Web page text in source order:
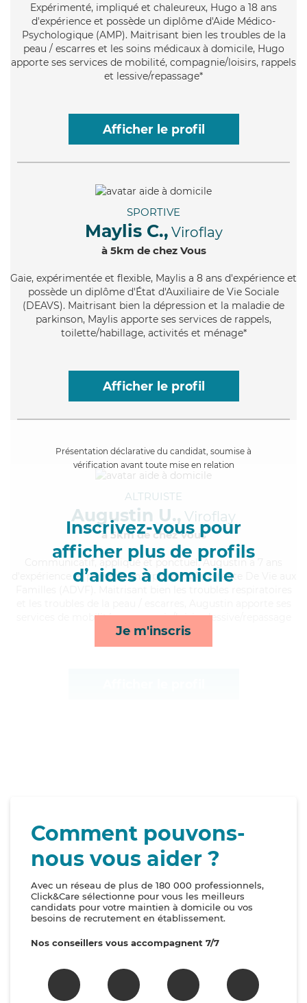
Expérimenté, impliqué et chaleureux, Hugo a 18 ans
d'expérience et possède un diplôme d'Aide Médico-
Psychologique (AMP). Maitrisant bien les troubles de la
peau / escarres et les soins médicaux à domicile, Hugo
apporte ses services de mobilité, compagnie/loisirs, rappels
et lessive/repassage*
Afficher le profil
SPORTIVE
Maylis C., Viroflay
à 5km de chez Vous
Gaie, expérimentée et flexible, Maylis a 8 ans d'expérience et
possède un diplôme d'État d'Auxiliaire de Vie Sociale
(DEAVS). Maitrisant bien la dépression et la maladie de
parkinson, Maylis apporte ses services de rappels,
toilette/habillage, activités et ménage*
Afficher le profil
Présentation déclarative du candidat, soumise à
vérification avant toute mise en relation
Inscrivez-vous pour
afficher plus de profils
d’aides à domicile
Je m'inscris
ALTRUISTE
Augustin U., Viroflay
à 5km de chez Vous
, appliqué et ponctuel, Augustin a 7 ans
d'expérience et possède un diplôme d'Assistante De Vie aux
services de mobilité, compagnie/loisirs, lessive/repassage
et ménage*
Comment pouvons-
nous vous aider ?
Avec un réseau de plus de 180 000 professionnels,
Click&Care sélectionne pour vous les meilleurs
candidats pour votre maintien à domicile ou vos
besoins de recrutement en établissement.
Nos conseillers vous accompagnent 7/7